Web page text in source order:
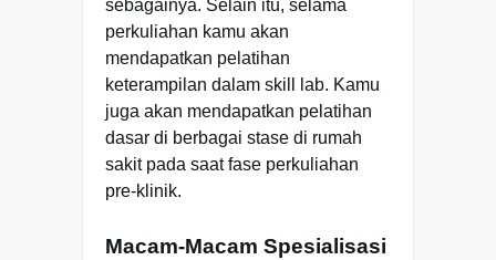
sebagainya. Selain itu, selama
perkuliahan kamu akan
mendapatkan pelatihan
keterampilan dalam skill lab. Kamu
juga akan mendapatkan pelatihan
dasar di berbagai stase di rumah
sakit pada saat fase perkuliahan
pre-klinik.
Macam-Macam Spesialisasi